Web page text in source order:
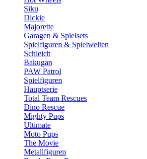
Siku
Dickie
Majorette
Garagen & Spielsets
Spielfiguren & Spielwelten
Schleich
Bakugan
PAW Patrol
Spielfiguren
Hauptserie
Total Team Rescues
Dino Rescue
Mighty Pups
Ultimate
Moto Pups
The Movie
Metallfiguren